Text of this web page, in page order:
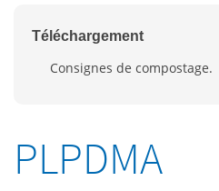
Téléchargement
Consignes de compostage.
PLPDMA